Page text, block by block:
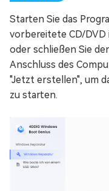
Starten Sie das
vorbereitete CD/DVD
oder schließen Sie
Anschluss des
"Jetzt erstellen", um
zu starten.